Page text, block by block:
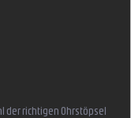
der richtigen Ohrstöpsel